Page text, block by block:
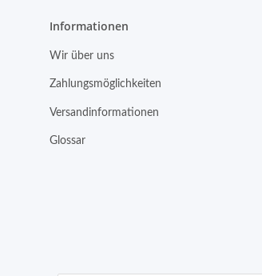
Informationen
Wir über uns
Zahlungsmöglichkeiten
Versandinformationen
Glossar